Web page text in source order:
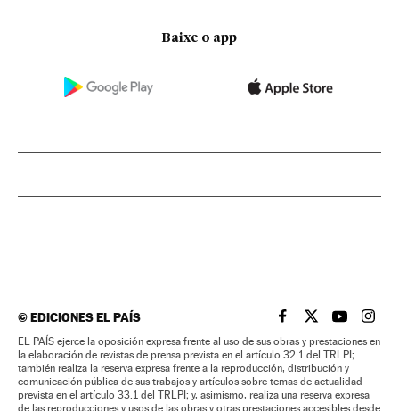
Baixe o app
©EDICIONES EL PAÍS EL PAÍS BRASIL EN
EL PAÍSEL PAÍS
EL
EL PAÍS ejerce la oposición expresa frente al uso de sus obras y prestaciones en
la elaboración de revistas de prensa prevista en el artículo 32.1 del TRLPI;
también realiza la reserva expresa frente a la reproducción, distribución y
comunicación pública de sus trabajos y artículos sobre temas de actualidad
prevista en el artículo 33.1 del TRLPI; y, asimismo, realiza una reserva expresa
de las reproducciones y usos de las obras y otras prestaciones accesibles desde